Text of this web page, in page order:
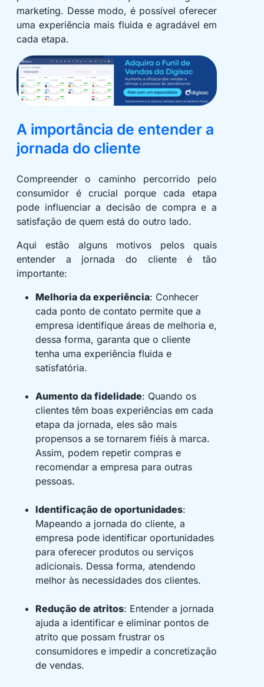
marketing. Desse modo, é possível oferecer
uma experiência mais fluida e agradável em
cada etapa.
A importância de entender a
jornada do cliente
Compreender o caminho percorrido pelo
consumidor é crucial porque cada etapa
pode influenciar a decisão de compra e a
satisfação de quem está do outro lado.
Aqui estão alguns motivos pelos quais
entender a jornada do cliente é tão
importante:
Melhoria da experiência: Conhecer
cada ponto de contato permite que a
empresa identifique áreas de melhoria e,
dessa forma, garanta que o cliente
tenha uma experiência fluida e
satisfatória.
Aumento da fidelidade: Quando os
clientes têm boas experiências em cada
etapa da jornada, eles são mais
propensos a se tornarem fiéis à marca.
Assim, podem repetir compras e
recomendar a empresa para outras
pessoas.
Identificação de oportunidades:
Mapeando a jornada do cliente, a
empresa pode identificar oportunidades
para oferecer produtos ou serviços
adicionais. Dessa forma, atendendo
melhor às necessidades dos clientes.
Redução de atritos: Entender a jornada
ajuda a identificar e eliminar pontos de
atrito que possam frustrar os
consumidores e impedir a concretização
de vendas.